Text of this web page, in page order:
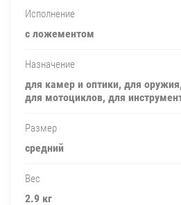
Исполнение
с ложементом
Назначение
для камер и оптики, для
для мотоциклов, для
Размер
средний
Вес
2.9 кг